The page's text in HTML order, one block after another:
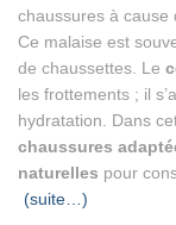
chaussures à cause
Ce malaise est
de chaussettes. Le
les frottements ; il
hydratation. Dans
chaussures
naturelles pour
(suite…)